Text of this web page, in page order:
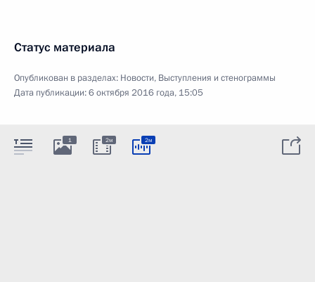
Статус материала
Опубликован в разделах: Новости, Выступления и стенограммы
Дата публикации:6 октября 2016 года, 15:05
1 2м 2м